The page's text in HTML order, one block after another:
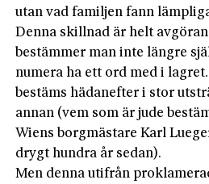
utan vad familjen fann
Denna skillnad är helt
bestämmer man inte längre
numera ha ett ord med i
bestäms hädanefter i stor
annan (vem som är jude
Wiens borgmästare Karl
drygt hundra år sedan).
Men denna utifrån